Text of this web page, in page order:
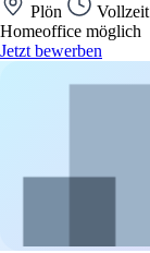
Plön Vollzeit
Homeoffice möglich
Jetzt bewerben